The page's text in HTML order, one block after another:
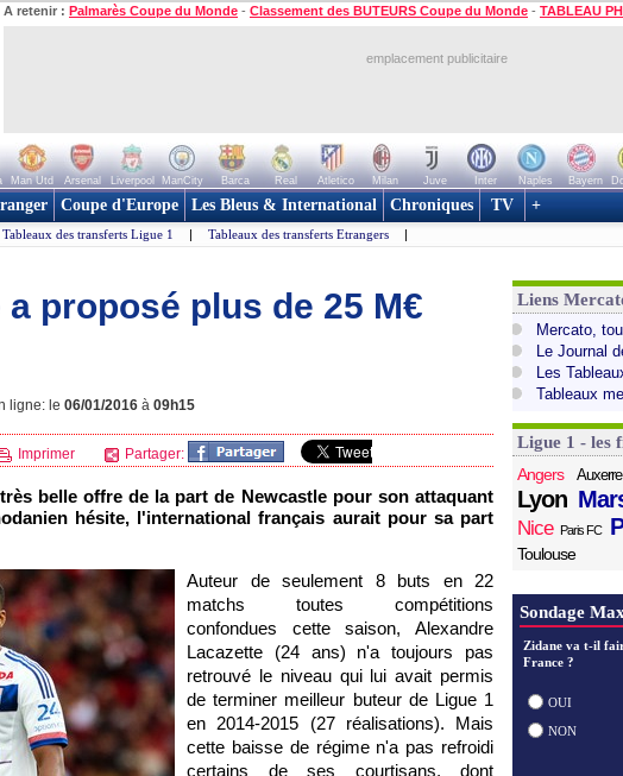
A retenir : Palmarès Coupe du Monde - Classement des BUTEURS Coupe du Monde - TABLEAU
emplacement publicitaire
Man Utd Arsenal Liverpool ManCity Barca Real Atletico Milan Juve Inter Naples Bayern
Coupe d'Europe Les Bleus & International Chroniques TV +
Tableaux des transferts Ligue 1 | Tableaux des transferts Etrangers |
proposé plus de 25 M€
ligne: le 06/01/2016 à 09h15
Imprimer Partager:
belle offre de la part de Newcastle pour son attaquant
hésite, l'international français aurait pour sa part
Auteur de seulement 8 buts en 22
matchs toutes compétitions
confondues cette saison, Alexandre
Lacazette (24 ans) n'a toujours pas
retrouvé le niveau qui lui avait permis
de terminer meilleur buteur de Ligue 1
en 2014-2015 (27 réalisations). Mais
cette baisse de régime n'a pas refroidi
certains de ses courtisans, dont
Liens
Mercato,
Le Journal
Les
Tableaux
Ligue 1 - les
Angers
Auxerre
Lyon
Nice Paris FC
Toulouse
Sondage
Zidane va t-il
France ?
OUI
NON